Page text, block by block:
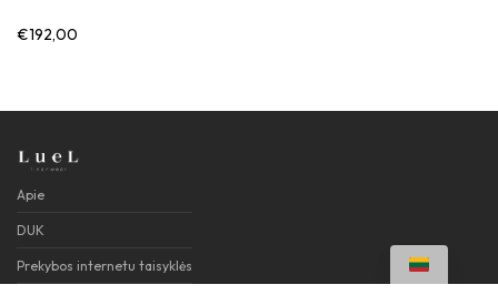
€192,00
Apie
DUK
Prekybos internetu taisyklės